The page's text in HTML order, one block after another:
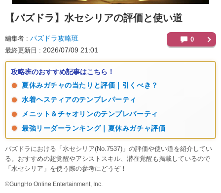
【パズドラ】 水セシリアの評価と使い道
編集者 パズドラ攻略班
最終更新日 2026/07/09 21:01
0
攻略班のおすすめ記事はこちら！
夏休みガチャの当たりと評価｜引くべき？
水着ヘスティアのテンプレパーティ
メニット＆チャオリンのテンプレパーティ
最強リーダーランキング｜夏休みガチャ評価
パズドラにおける「水セシリア(No.7537)」の評価や使い道を紹介してい
る。おすすめの超覚醒やアシストスキル、潜在覚醒も掲載しているので
「水セシリア」を使う際の参考にどうぞ！
©GungHo Online Entertainment, Inc.